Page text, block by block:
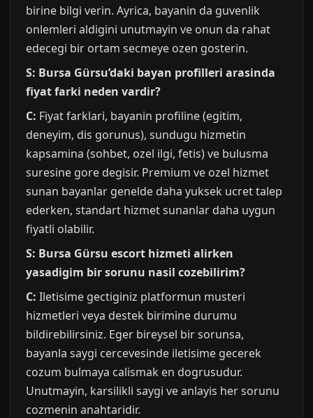
birine bilgi verin. Ayrica, bayanin da guvenlik
onlemleri aldigini unutmayin ve onun da rahat
edecegi bir ortam secmeye ozen gosterin.
S: Bursa Gürsu’daki bayan profilleri arasinda
fiyat farki neden vardir?
C: Fiyat farklari, bayanin profiline (egitim,
deneyim, dis gorunus), sundugu hizmetin
kapsamina (sohbet, ozel ilgi, fetis) ve bulusma
suresine gore degisir. Premium ve ozel hizmet
sunan bayanlar genelde daha yuksek ucret talep
ederken, standart hizmet sunanlar daha uygun
fiyatli olabilir.
S: Bursa Gürsu escort hizmeti alirken
yasadigim bir sorunu nasil cozebilirim?
C: Iletisime gectiginiz platformun musteri
hizmetleri veya destek birimine durumu
bildirebilirsiniz. Eger bireysel bir sorunsa,
bayanla saygi cercevesinde iletisime gecerek
cozum bulmaya calismak en dogrusudur.
Unutmayin, karsilikli saygi ve anlayis her sorunu
cozmenin anahtaridir.